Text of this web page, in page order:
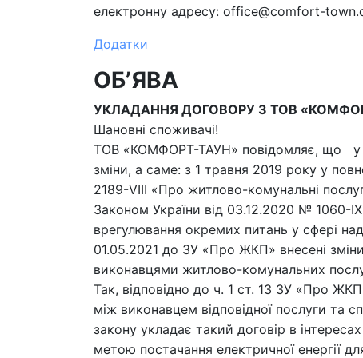
електронну адресу: office@comfort-
Додатки
ОБʼЯВА
УКЛАДАННЯ ДОГОВОРУ З ТОВ
Шановні споживачі!
ТОВ «КОМФОРТ-ТАУН» повідомляє, що у
зміни, а саме: з 1 травня 2019 року у
2189-VIII «Про житлово-комунальні
Законом України від 03.12.2020 № 1060-
врегулювання окремих питань у сфері
01.05.2021 до ЗУ «Про ЖКП» внесені
виконавцями житлово-комунальних
Так, відповідно до ч. 1 ст. 13 ЗУ «Про
між виконавцем відповідної послуги та
закону укладає такий договір в
метою постачання електричної енергії